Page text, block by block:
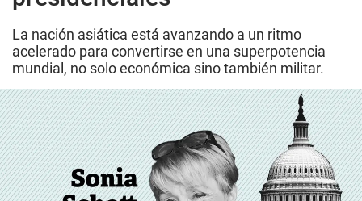
La nación asiática está avanzando a un ritmo
acelerado para convertirse en una superpotencia
mundial, no solo económica sino también militar.